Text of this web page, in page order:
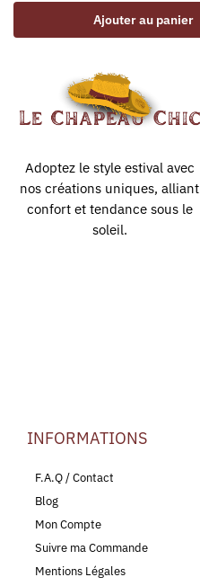
Ajouter au panier
Adoptez le style estival avec
nos créations uniques, alliant
confort et tendance sous le
soleil.
INFORMATIONS
F.A.Q / Contact
Blog
Mon Compte
Suivre ma Commande
Mentions Légales